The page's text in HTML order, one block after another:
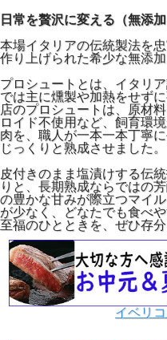
日常を贅沢に変える（無添
本場イタリアの伝統製法を
作り上げられた希少な無添
プロシュートとは、イタリ
では主に燻製や加熱をせず
店のプロシュートは、原材
ロイド不使用など、飼育環
肉を、職人が一本一本丁寧
じっくりと熟成させました。
皮付きのまま塩漬けする伝
りと、長期熟成ならではの
の豊かな甘みが際立つマイ
が少なく、どなたでも食べ
至福のひとときを、ぜひ存分
イベリ